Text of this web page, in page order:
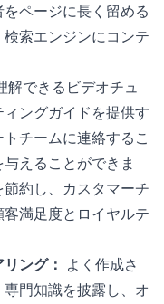
ページに長く留める
索エンジンにコンテ
解できるビデオチュ
ングガイドを提供す
チームに連絡するこ
えることができま
約し、カスタマーチ
満足度とロイヤルテ
ング： よく作成さ
門知識を披露し、オ